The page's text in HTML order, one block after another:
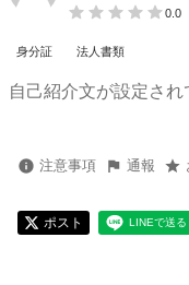
0.0
身分証 法人書類
自己紹介文が設定され
注意事項 通報
ポスト LINEで送る